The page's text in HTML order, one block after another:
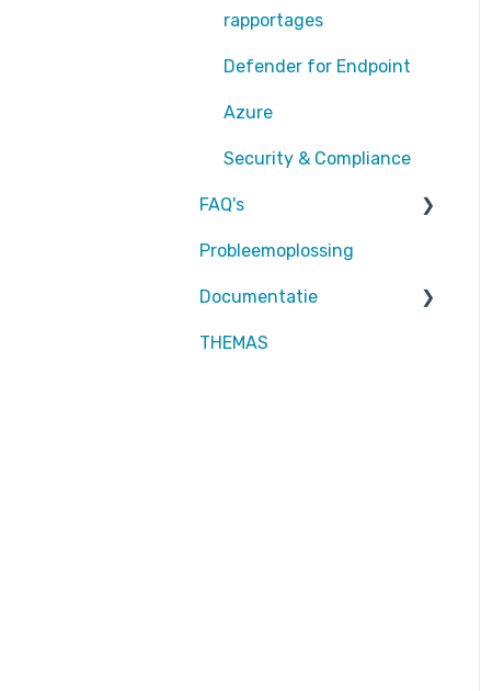
EntraID - MFA
EntraID - Guests
EntraID - Conditional
rapportages
Defender for Endpoint
Azure
Security & Compliance
FAQ's
Partners
Attic MDR
Probleemoplossing
Documentatie
Partners
THEMAS